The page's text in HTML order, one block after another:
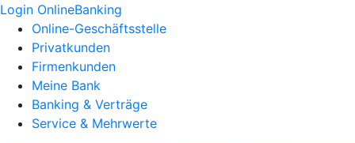
Login OnlineBanking
Online-Geschäftsstelle
Privatkunden
Firmenkunden
Meine Bank
Banking & Verträge
Service & Mehrwerte